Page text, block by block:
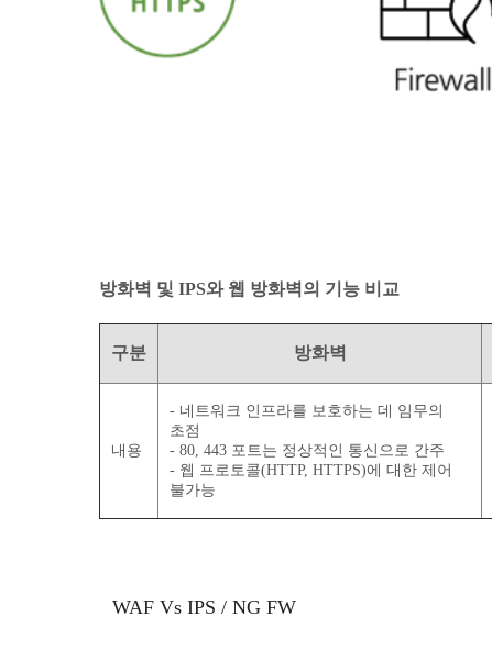
방화벽 및 IPS와 웹 방화벽의 기능 비교
구분 방화벽
내용
- 네트워크 인프라를 보호하는 데 임무의
초점
- 80, 443 포트는 정상적인 통신으로 간주
- 웹 프로토콜(HTTP, HTTPS)에 대한 제어
불가능
WAF Vs IPS / NG FW